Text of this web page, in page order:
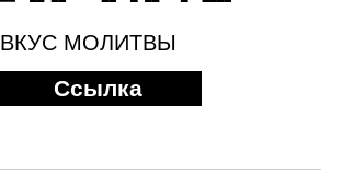
ВКУС МОЛИТВЫ
Ссылка